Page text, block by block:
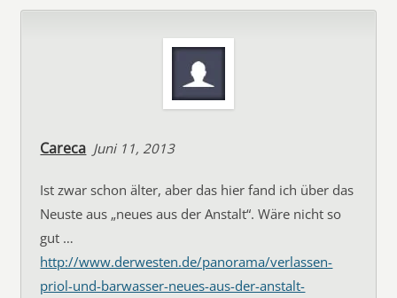
Careca Juni 11, 2013
Ist zwar schon älter, aber das hier fand ich über das
Neuste aus „neues aus der Anstalt“. Wäre nicht so
gut …
http://www.derwesten.de/panorama/verlassen-
priol-und-barwasser-neues-aus-der-anstalt-